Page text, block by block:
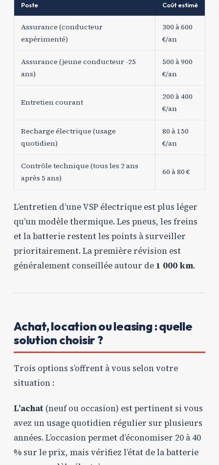
Poste Coût estimé
Assurance (conducteur
expérimenté)
300 à 600
€/an
Assurance (jeune conducteur -25
ans)
500 à 900
€/an
Entretien courant
200 à 400
€/an
Recharge électrique (usage
quotidien)
80 à 150
€/an
Contrôle technique (tous les 2 ans
après 5 ans)
60 à 80 €
L’entretien d’une VSP électrique est plus léger
qu’un modèle thermique. Les pneus, les freins
et la batterie restent les points à surveiller
prioritairement. La première révision est
généralement conseillée autour de 1 000 km.
Achat, location ou leasing : quelle
solution choisir ?
Trois options s’offrent à vous selon votre
situation :
L’achat (neuf ou occasion) est pertinent si vous
avez un usage quotidien régulier sur plusieurs
années. L’occasion permet d’économiser 20 à 40
% sur le prix, mais vérifiez l’état de la batterie